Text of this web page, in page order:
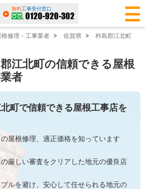
無料工事受付窓口
修理・工事業者 > 佐賀県 > 杵島郡江北町
江北町の信頼できる屋根
者
町で信頼できる屋根工事店を
屋根修理、適正価格を知っています
厳しい審査をクリアした地元の優良店
ルを避け、安心して任せられる地元の